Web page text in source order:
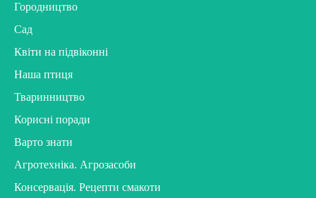
Городництво
Сад
Квіти на підвіконні
Наша птиця
Тваринництво
Корисні поради
Варто знати
Агротехніка. Агрозасоби
Консервація. Рецепти смакоти